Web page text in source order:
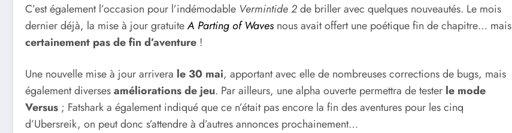
C’est également l’occasion pour l’indémodable Vermintide 2de briller avec quelques nouveautés. Le mois
dernier déjà, la mise à jour gratuiteA Parting of Waves nous avait offert une poétique fin de chapitre… mais
certainement pas de fin d’aventure !
Une nouvelle mise à jour arrivera le 30 mai, apportant avec elle de nombreuses corrections de bugs, mais
également diversesaméliorations de jeu. Par ailleurs, une alpha ouverte permettra de tester le mode
Versus ; Fatshark a également indiqué que ce n’était pas encore la fin des aventures pour les cinq
d’Ubersreik, on peut donc s’attendre à d’autres annonces prochainement…